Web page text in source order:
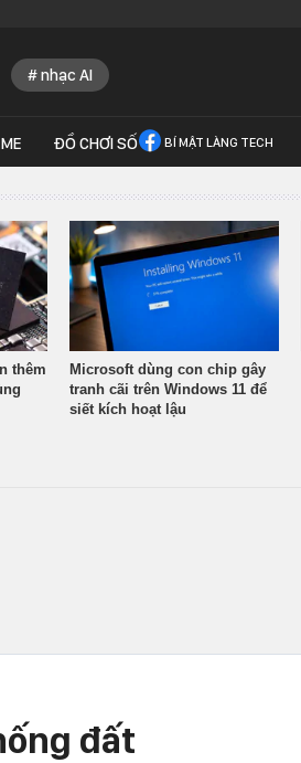
nhạc AI
ĐỒ CHƠI SỐ BÍ MẬT LÀNG TECH
thêm
Microsoft dùng con chip gây
tranh cãi trên Windows 11 để
siết kích hoạt lậu
đất